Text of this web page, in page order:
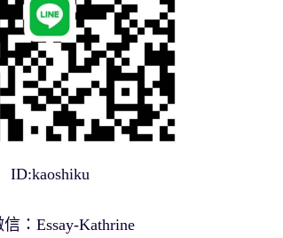
ID:kaoshiku
信：Essay-Kathrine